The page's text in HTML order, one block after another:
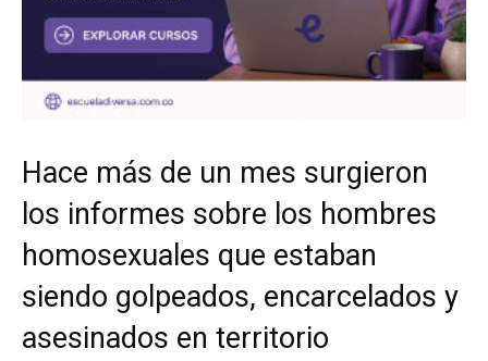
Hace más de un mes surgieron
los informes sobre los hombres
homosexuales que estaban
siendo golpeados, encarcelados y
asesinados en territorio